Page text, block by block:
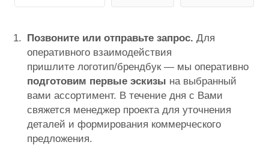
Позвоните или отправьте запрос. Для
оперативного взаимодействия
пришлите логотип/брендбук— мы оперативно
подготовим первые эскизы на выбранный
вами ассортимент. В течение дня с Вами
свяжется менеджер проекта для уточнения
деталей и формирования коммерческого
предложения.